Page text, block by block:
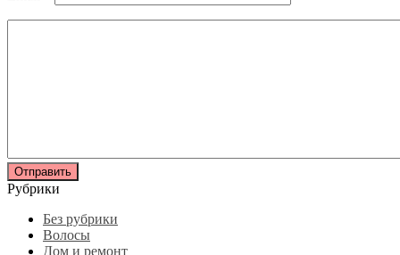
Рубрики
Без рубрики
Волосы
Дом и ремонт